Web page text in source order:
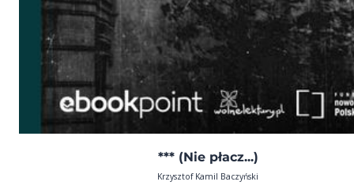
*** (Nie płacz...)
Krzysztof Kamil Baczyński